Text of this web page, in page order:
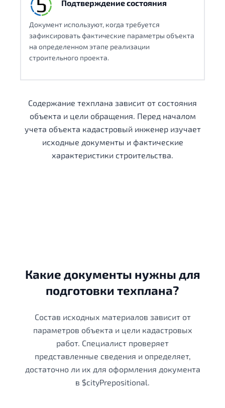
Подтверждение состояния
Документ используют, когда требуется
зафиксировать фактические параметры объекта
на определенном этапе реализации
строительного проекта.
Содержание техплана зависит от состояния
объекта и цели обращения. Перед началом
учета объекта кадастровый инженер изучает
исходные документы и фактические
характеристики строительства.
Какие документы нужны для
подготовки техплана?
Состав исходных материалов зависит от
параметров объекта и цели кадастровых
работ. Специалист проверяет
представленные сведения и определяет,
достаточно ли их для оформления документа
в $cityPrepositional.